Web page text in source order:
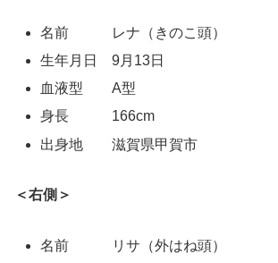
名前 レナ（きのこ頭）
生年月日 9月13日
血液型 A型
身長 166cm
出身地 滋賀県甲賀市
＜右側＞
名前 リサ（外はね頭）